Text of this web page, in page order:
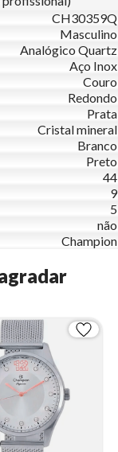
CH30359Q
Masculino
Analógico Quartz
Aço Inox
Couro
Redondo
Prata
Cristal mineral
Branco
Preto
44
9
5
não
Champion